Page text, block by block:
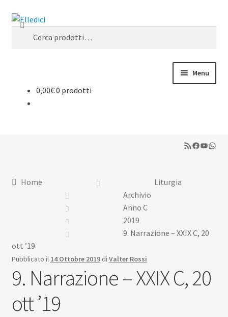
Vai
alla
Vai
Cerca:
Cerca
Menu
Libreria Online
Sussidi
Contatti
Don Bosco
0,00€0 prodotti
RSS FeedFacebook
Home
Liturgia
Archivio
Anno C
2019
9. Narrazione – XXIX C, 20
ott ’19
Pubblicato il 14 Ottobre 2019 di Valter Rossi
9. Narrazione – XXIX C, 20
ott ’19